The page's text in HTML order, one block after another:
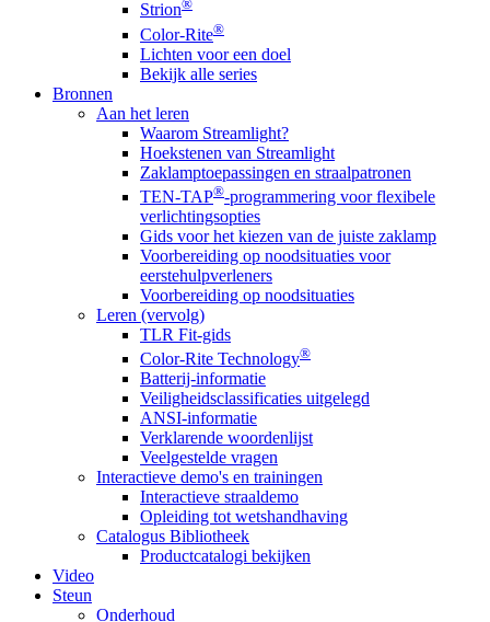
Strion®
Color-Rite®
Lichten voor een doel
Bekijk alle series
Bronnen
Aan het leren
Waarom Streamlight?
Hoekstenen van Streamlight
Zaklamptoepassingen en straalpatronen
TEN-TAP®-programmering voor flexibele
verlichtingsopties
Gids voor het kiezen van de juiste zaklamp
Voorbereiding op noodsituaties voor
eerstehulpverleners
Voorbereiding op noodsituaties
Leren (vervolg)
TLR Fit-gids
Color-Rite Technology®
Batterij-informatie
Veiligheidsclassificaties uitgelegd
ANSI-informatie
Verklarende woordenlijst
Veelgestelde vragen
Interactieve demo's en trainingen
Interactieve straaldemo
Opleiding tot wetshandhaving
Catalogus Bibliotheek
Productcatalogi bekijken
Video
Steun
Onderhoud